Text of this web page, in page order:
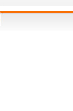
·国家质检总局连夜发布